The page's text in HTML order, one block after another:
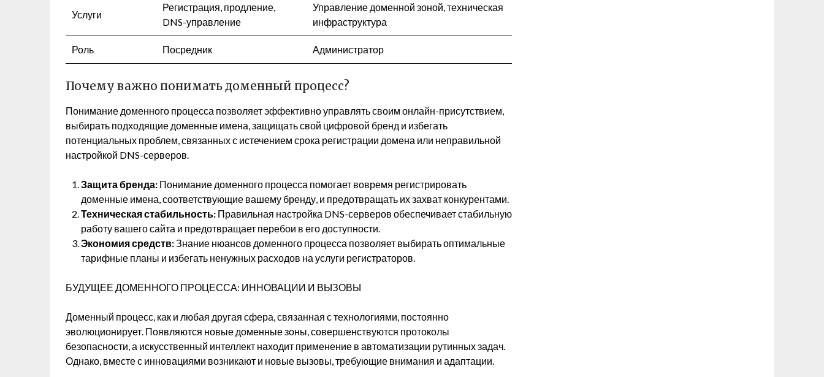
Услуги
Регистрация, продление,
DNS-управление
Управление доменной зоной, техническая
инфраструктура
Роль Посредник Администратор
Почему важно понимать доменный процесс?
Понимание доменного процесса позволяет эффективно управлять своим онлайн-присутствием,
выбирать подходящие доменные имена, защищать свой цифровой бренд и избегать
потенциальных проблем, связанных с истечением срока регистрации домена или неправильной
настройкой DNS-серверов.
Защита бренда: Понимание доменного процесса помогает вовремя регистрировать
доменные имена, соответствующие вашему бренду, и предотвращать их захват конкурентами.
Техническая стабильность: Правильная настройка DNS-серверов обеспечивает стабильную
работу вашего сайта и предотвращает перебои в его доступности.
Экономия средств: Знание нюансов доменного процесса позволяет выбирать оптимальные
тарифные планы и избегать ненужных расходов на услуги регистраторов.
БУДУЩЕЕ ДОМЕННОГО ПРОЦЕССА: ИННОВАЦИИ И ВЫЗОВЫ
Доменный процесс, как и любая другая сфера, связанная с технологиями, постоянно
эволюционирует. Появляются новые доменные зоны, совершенствуются протоколы
безопасности, а искусственный интеллект находит применение в автоматизации рутинных задач.
Однако, вместе с инновациями возникают и новые вызовы, требующие внимания и адаптации.